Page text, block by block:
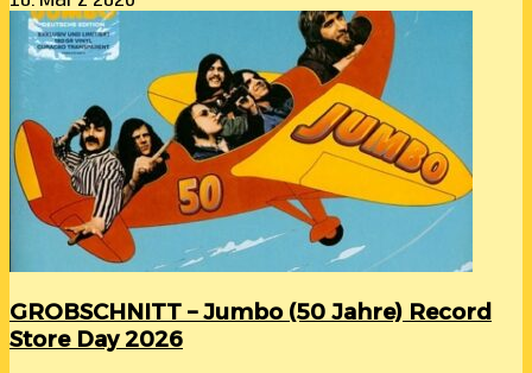
GROBSCHNITT – Jumbo (50 Jahre) Record
Store Day 2026